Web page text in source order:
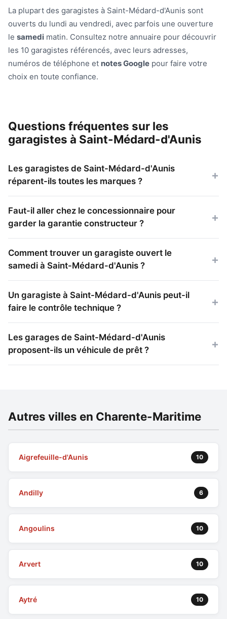
La plupart des garagistes à Saint-Médard-d'Aunis sont
ouverts du lundi au vendredi, avec parfois une ouverture
le samedi matin. Consultez notre annuaire pour découvrir
les 10 garagistes référencés, avec leurs adresses,
numéros de téléphone et notes Google pour faire votre
choix en toute confiance.
Questions fréquentes sur les
garagistes à Saint-Médard-d'Aunis
Les garagistes de Saint-Médard-d'Aunis
réparent-ils toutes les marques ?
Faut-il aller chez le concessionnaire pour
garder la garantie constructeur ?
Comment trouver un garagiste ouvert le
samedi à Saint-Médard-d'Aunis ?
Un garagiste à Saint-Médard-d'Aunis peut-il
faire le contrôle technique ?
Les garages de Saint-Médard-d'Aunis
proposent-ils un véhicule de prêt ?
Autres villes en Charente-Maritime
Aigrefeuille-d'Aunis 10
Andilly 6
Angoulins 10
Arvert 10
Aytré 10